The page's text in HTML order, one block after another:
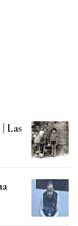
Las